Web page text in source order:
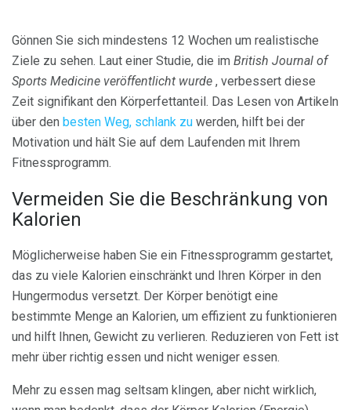
Gönnen Sie sich mindestens 12 Wochen um realistische
Ziele zu sehen. Laut einer Studie, die im British Journal of
Sports Medicine veröffentlicht wurde , verbessert diese
Zeit signifikant den Körperfettanteil. Das Lesen von Artikeln
über den besten Weg, schlank zu werden, hilft bei der
Motivation und hält Sie auf dem Laufenden mit Ihrem
Fitnessprogramm.
Vermeiden Sie die Beschränkung von
Kalorien
Möglicherweise haben Sie ein Fitnessprogramm gestartet,
das zu viele Kalorien einschränkt und Ihren Körper in den
Hungermodus versetzt. Der Körper benötigt eine
bestimmte Menge an Kalorien, um effizient zu funktionieren
und hilft Ihnen, Gewicht zu verlieren. Reduzieren von Fett ist
mehr über richtig essen und nicht weniger essen.
Mehr zu essen mag seltsam klingen, aber nicht wirklich,